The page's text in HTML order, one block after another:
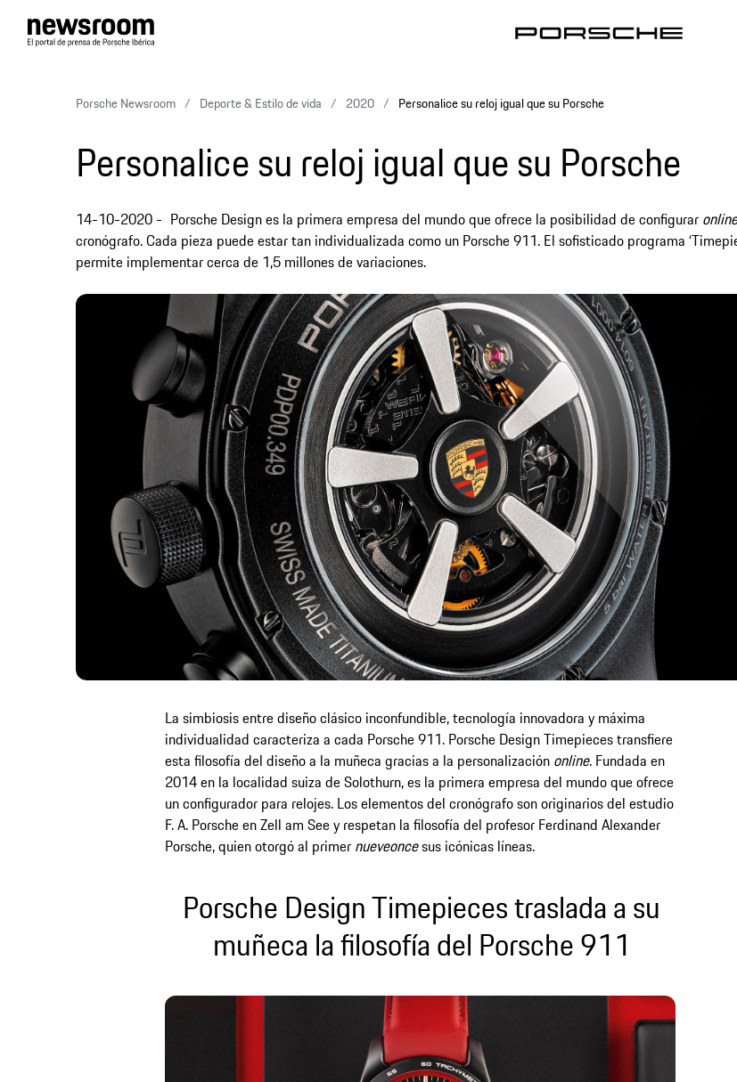
Porsche Newsroom Deporte & Estilo de vida 2020 Personalice su reloj igual que su Porsche
Personalice su reloj igual que su Porsche
14-10-2020 Porsche Design es la primera empresa del mundo que ofrece la posibilidad de configurar online
cronógrafo. Cada pieza puede estar tan individualizada como un Porsche 911. El sofisticado programa
permite implementar cerca de 1,5 millones de variaciones.
La simbiosis entre diseño clásico inconfundible, tecnología innovadora y máxima
individualidad caracteriza a cada Porsche 911. Porsche Design Timepieces transfiere
esta filosofía del diseño a la muñeca gracias a la personalización online. Fundada en
2014 en la localidad suiza de Solothurn, es la primera empresa del mundo que ofrece
un configurador para relojes. Los elementos del cronógrafo son originarios del estudio
F. A. Porsche en Zell am See y respetan la filosofía del profesor Ferdinand Alexander
Porsche, quien otorgó al primer nueveoncesus icónicas líneas.
Porsche Design Timepieces traslada a su
muñeca la filosofía del Porsche 911